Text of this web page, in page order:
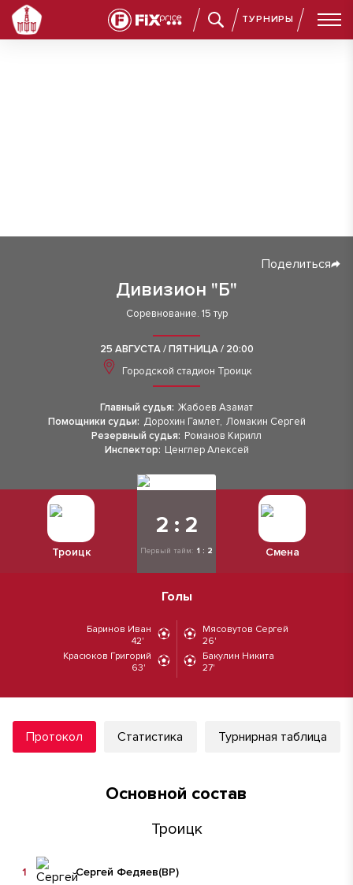
ТУРНИРЫ
Дивизион "Б"
Поделиться
Соревнование. 15 тур
25 АВГУСТА / ПЯТНИЦА / 20:00
Городской стадион Троицк
Главный судья: Жабоев Азамат
Помощники судьи: Дорохин Гамлет, Ломакин Сергей
Резервный судья: Романов Кирилл
Инспектор: Ценглер Алексей
Троицк
2 : 2
Первый тайм: 1 : 2 Смена
Голы
Баринов Иван
42'
Красюков Григорий
63'
Мясовутов Сергей
26'
Бакулин Никита
27'
Протокол Статистика Турнирная таблица
Основной состав
Троицк
Сергей Федяев(ВР)
1